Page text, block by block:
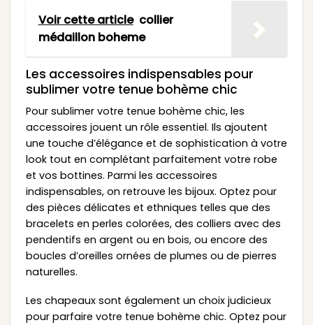
Voir cette article collier
médaillon boheme
Les accessoires indispensables pour
sublimer votre tenue bohème chic
Pour sublimer votre tenue bohème chic, les
accessoires jouent un rôle essentiel. Ils ajoutent
une touche d’élégance et de sophistication à votre
look tout en complétant parfaitement votre robe
et vos bottines. Parmi les accessoires
indispensables, on retrouve les bijoux. Optez pour
des pièces délicates et ethniques telles que des
bracelets en perles colorées, des colliers avec des
pendentifs en argent ou en bois, ou encore des
boucles d’oreilles ornées de plumes ou de pierres
naturelles.
Les chapeaux sont également un choix judicieux
pour parfaire votre tenue bohème chic. Optez pour